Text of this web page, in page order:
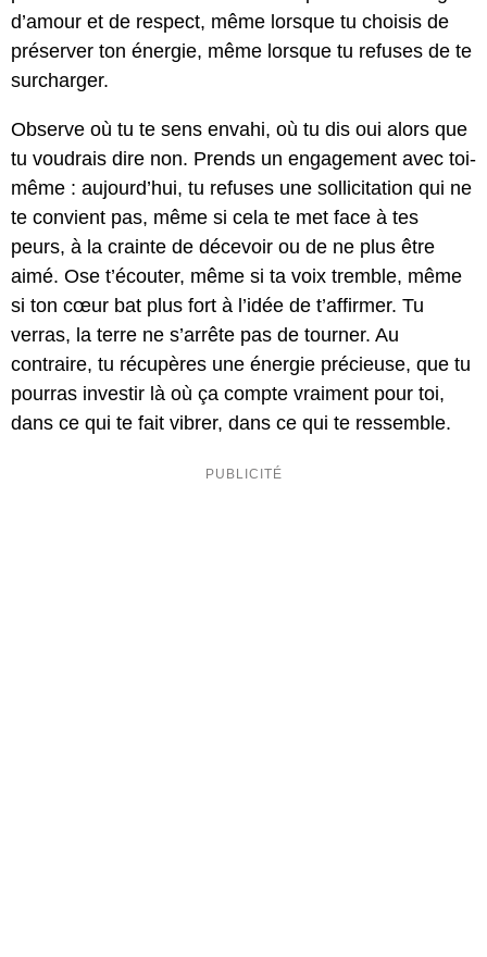
d’amour et de respect, même lorsque tu choisis de
préserver ton énergie, même lorsque tu refuses de te
surcharger.
Observe où tu te sens envahi, où tu dis oui alors que
tu voudrais dire non. Prends un engagement avec toi-
même : aujourd’hui, tu refuses une sollicitation qui ne
te convient pas, même si cela te met face à tes
peurs, à la crainte de décevoir ou de ne plus être
aimé. Ose t’écouter, même si ta voix tremble, même
si ton cœur bat plus fort à l’idée de t’affirmer. Tu
verras, la terre ne s’arrête pas de tourner. Au
contraire, tu récupères une énergie précieuse, que tu
pourras investir là où ça compte vraiment pour toi,
dans ce qui te fait vibrer, dans ce qui te ressemble.